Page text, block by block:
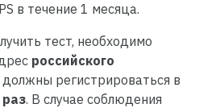
в течение 1 месяца.
тест, необходимо
российского
регистрироваться в
. В случае соблюдения